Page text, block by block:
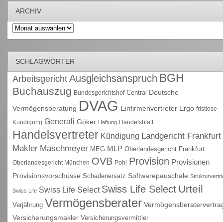
ARCHIV
Archiv
SCHLAGWÖRTER
Arbeitsgericht Ausgleichsanspruch BGH
Buchauszug Bundesgerichtshof Central Deutsche
Vermögensberatung DVAG Einfirmenvertreter Ergo fristlose
Kündigung Generali Göker Haftung Handelsblatt
Handelsvertreter Kündigung Landgericht Frankfurt
Makler Maschmeyer MEG MLP Oberlandesgericht Frankfurt
Oberlandesgericht München OVB Pohl Provision Provisionen
Provisionsvorschüsse Schadenersatz Softwarepauschale
Swiss Life Swiss Life Select Swiss Life Select Urteil
Verjährung Vermögensberater
Versicherungsmakler Versicherungsvermittler